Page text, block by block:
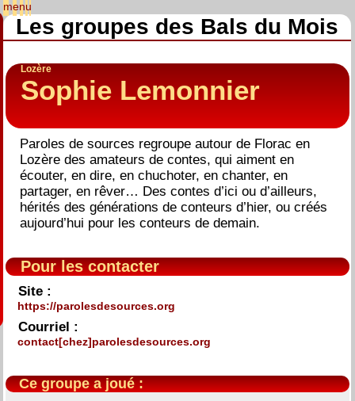
Les groupes des Bals du Mois
Lozère
Sophie Lemonnier
Paroles de sources regroupe autour de Florac en
Lozère des amateurs de contes, qui aiment en
écouter, en dire, en chuchoter, en chanter, en
partager, en rêver… Des contes d’ici ou d’ailleurs,
hérités des générations de conteurs d’hier, ou créés
aujourd’hui pour les conteurs de demain.
Pour les contacter
Site :
https://parolesdesources.org
Courriel :
contact[chez]parolesdesources.org
Ce groupe a joué :